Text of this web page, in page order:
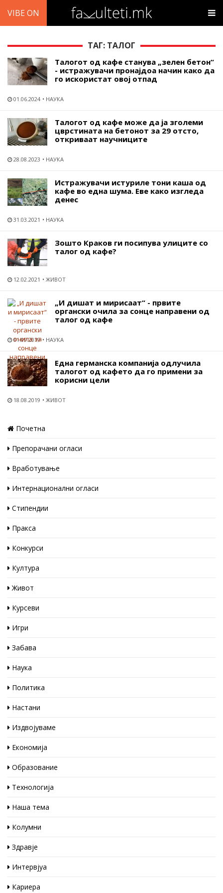
VIBE ON
ТАГ: ТАЛОГ
Талогот од кафе станува „зелен бетон“
- истражувачи пронајдоа начин како да
го искористат овој отпад
01.06.2024 НАУКА
Талогот од кафе може да ја зголеми
цврстината на бетонот за 29 отсто,
откриваат научниците
28.08.2023 НАУКА
Истражувачи истуриле тони каша од
кафе во една шума. Еве како изгледа
денес
31.03.2021 НАУКА
Зошто Краков ги посипува улиците со
талог од кафе?
12.02.2021 ЖИВОТ
„И дишат и мирисаат“ - првите
органски очила за сонце направени од
талог од кафе
01.09.2019 НАУКА
Една германска компанија одлучила
талогот од кафето да го примени за
корисни цели
18.08.2019 ЖИВОТ
Почетна
Препорачани огласи
Вработување
Интернационални огласи
Стипендии
Пракса
Конкурси
Култура
Живот
Курсеви
Игри
Забава
Наука
Политика
Настани
Издвојуваме
Економија
Образование
Технологија
Наша тема
Колумни
Здравје
Интервјуа
Кариера